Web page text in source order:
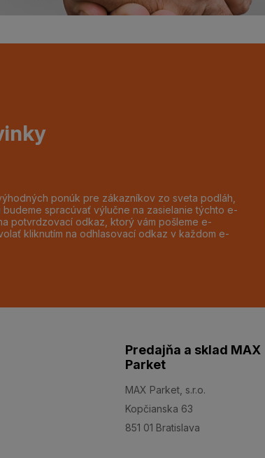
ponúk pre zákazníkov zo sveta podláh,
spracúvať výlučne na zasielanie týchto e-
potvrdzovací odkaz, ktorý vám pošleme e-
kliknutím na odhlasovací odkaz v každom e-
Predajňa a sklad MAX
Parket
MAX Parket, s.r.o.
Kopčianska 63
851 01 Bratislava